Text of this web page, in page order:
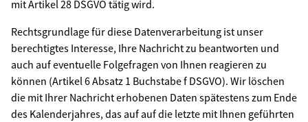
mit Artikel 28 DSGVO tätig wird.
Rechtsgrundlage für diese Datenverarbeitung ist unser
berechtigtes Interesse, Ihre Nachricht zu beantworten und
auch auf eventuelle Folgefragen von Ihnen reagieren zu
können (Artikel 6 Absatz 1 Buchstabe f DSGVO). Wir löschen
die mit Ihrer Nachricht erhobenen Daten spätestens zum Ende
des Kalenderjahres, das auf auf die letzte mit Ihnen geführten